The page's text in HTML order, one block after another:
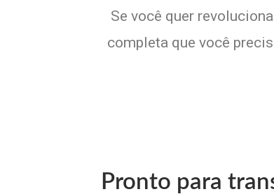
Se você quer
completa que você
Pronto para